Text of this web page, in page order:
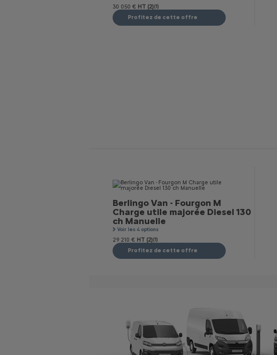
30 050 € HT (2)(1)
Profitez de cette offre
Berlingo Van - Fourgon M
Charge utile majorée Diesel 130
ch Manuelle
Voir les 4 options
29 210 € HT (2)(1)
Profitez de cette offre